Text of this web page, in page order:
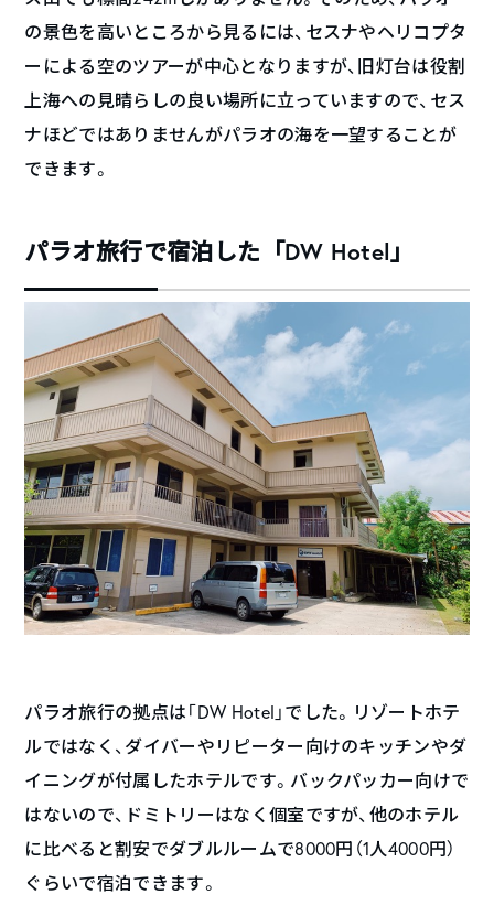
の景色を高いところから見るには、セスナやヘリコプタ
ーによる空のツアーが中心となりますが、旧灯台は役割
上海への見晴らしの良い場所に立っていますので、セス
ナほどではありませんがパラオの海を一望することが
できます。
パラオ旅行で宿泊した「DW Hotel」
パラオ旅行の拠点は「DW Hotel」でした。リゾートホテ
ルではなく、ダイバーやリピーター向けのキッチンやダ
イニングが付属したホテルです。バックパッカー向けで
はないので、ドミトリーはなく個室ですが、他のホテル
に比べると割安でダブルルームで8000円（1人4000円）
ぐらいで宿泊できます。